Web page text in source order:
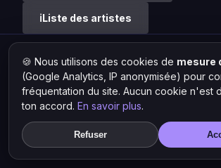
Liste des artistes
Hit Lokal·L'actu rap & musique urbaine
© 2026 — Tous droits réservés ·Mentions
cookies
🍪 Nous utilisons des cookies de mesure
(Google Analytics, IP anonymisée) pour
fréquentation du site. Aucun cookie n'est
ton accord. En savoir plus.
Refuser